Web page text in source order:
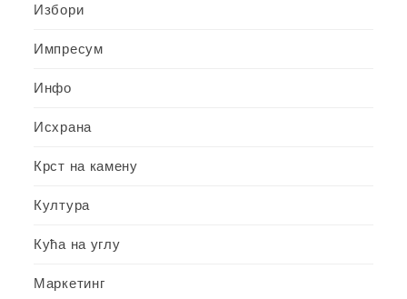
Избори
Импресум
Инфо
Исхрана
Крст на камену
Култура
Кућа на углу
Маркетинг